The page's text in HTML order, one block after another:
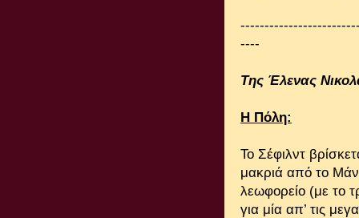
----
Της Έλενας
Η Πόλη:
Το Σέφιλντ
μακριά από το
λεωφορείο (με το
για μία απ’ τις